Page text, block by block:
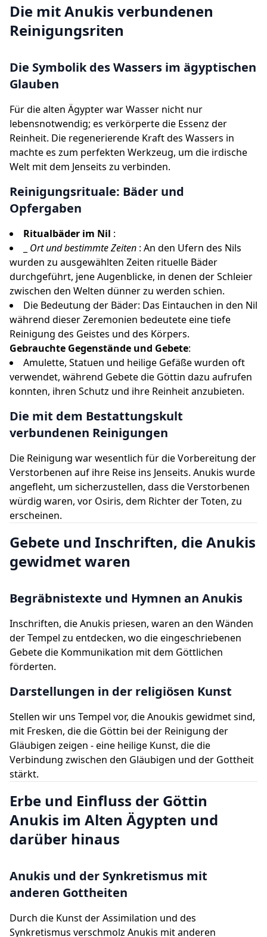
Die mit Anukis verbundenen
Reinigungsriten
Die Symbolik des Wassers im ägyptischen
Glauben
Für die alten Ägypter war Wasser nicht nur
lebensnotwendig; es verkörperte die Essenz der
Reinheit. Die regenerierende Kraft des Wassers in
machte es zum perfekten Werkzeug, um die irdische
Welt mit dem Jenseits zu verbinden.
Reinigungsrituale: Bäder und
Opfergaben
Ritualbäder im Nil :
Ort und bestimmte Zeiten : An den Ufern des Nils
wurden zu ausgewählten Zeiten rituelle Bäder
durchgeführt, jene Augenblicke, in denen der Schleier
zwischen den Welten dünner zu werden schien.
Die Bedeutung der Bäder: Das Eintauchen in den Nil
während dieser Zeremonien bedeutete eine tiefe
Reinigung des Geistes und des Körpers.
Gebrauchte Gegenstände und Gebete:
Amulette, Statuen und heilige Gefäße wurden oft
verwendet, während Gebete die Göttin dazu aufrufen
konnten, ihren Schutz und ihre Reinheit anzubieten.
Die mit dem Bestattungskult
verbundenen Reinigungen
Die Reinigung war wesentlich für die Vorbereitung der
Verstorbenen auf ihre Reise ins Jenseits. Anukis wurde
angefleht, um sicherzustellen, dass die Verstorbenen
würdig waren, vor Osiris, dem Richter der Toten, zu
erscheinen.
Gebete und Inschriften, die Anukis
gewidmet waren
Begräbnistexte und Hymnen an Anukis
Inschriften, die Anukis priesen, waren an den Wänden
der Tempel zu entdecken, wo die eingeschriebenen
Gebete die Kommunikation mit dem Göttlichen
förderten.
Darstellungen in der religiösen Kunst
Stellen wir uns Tempel vor, die Anoukis gewidmet sind,
mit Fresken, die die Göttin bei der Reinigung der
Gläubigen zeigen - eine heilige Kunst, die die
Verbindung zwischen den Gläubigen und der Gottheit
stärkt.
Erbe und Einfluss der Göttin
Anukis im Alten Ägypten und
darüber hinaus
Anukis und der Synkretismus mit
anderen Gottheiten
Durch die Kunst der Assimilation und des
Synkretismus verschmolz Anukis mit anderen